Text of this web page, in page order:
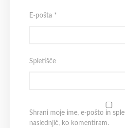
E-pošta *
Spletišče
Shrani moje ime, e-pošto in
naslednjič, ko komentiram.